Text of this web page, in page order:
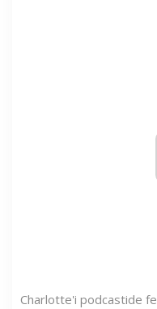
Charlotte'i podcastide